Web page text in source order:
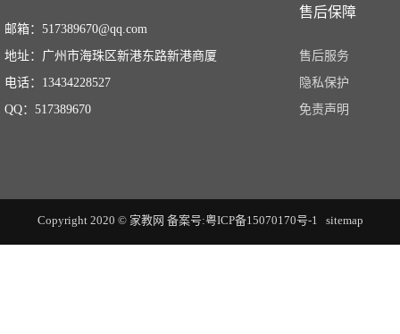
邮箱：517389670@qq.com
地址：广州市海珠区新港东路新港商厦
电话：13434228527
QQ：517389670
售后保障
售后服务
隐私保护
免责声明
Copyright 2020 © 家教网 备案号:粤ICP备15070170号-1 sitemap